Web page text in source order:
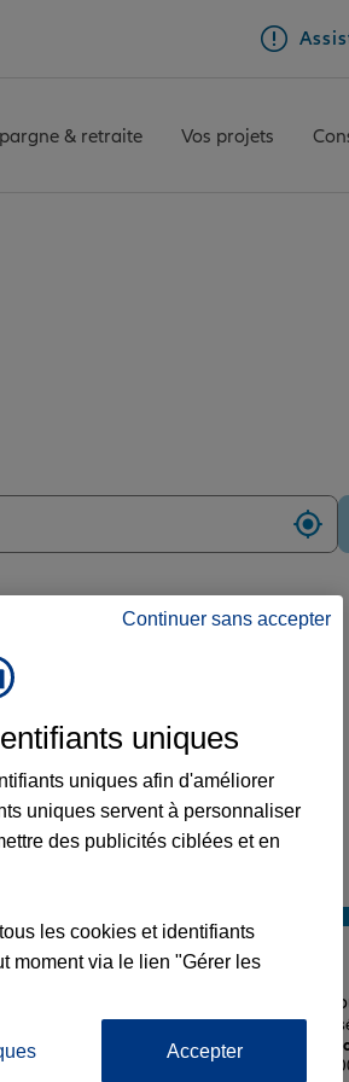
& retraite Vos projets
L'important pour
Pour la 2ème fois
la mieux notée sur
d’Assurance, avec
Continuer sans accepter
uniques
uniques afin d'améliorer
uniques servent à personnaliser
des publicités ciblées et en
les cookies et identifiants
moment via le lien "Gérer les
Accepter